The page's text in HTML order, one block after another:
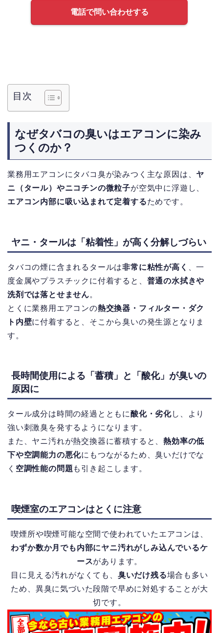
電話で問い合わせする
目次
なぜタバコの臭いはエアコンに染み
つくのか？
業務用エアコンにタバコ臭が染みつく主な原因は、 ヤ
ニ（タール）やニコチンの微粒子が空気中に浮遊し、
エアコン内部に吸い込まれて定着するためです。
ヤニ・タールは「粘着性」が高く分解しづらい
タバコの煙に含まれるタールは非常に粘性が高く
、一
度金属やプラスチックに付着すると、 普通の水拭きや
洗剤では落とせません。
とくに業務用エアコンの熱交換器・フィルター・ダク
ト内壁に付着すると、そこから臭いの発生源となりま
す。
長時間使用による「蓄積」と「酸化」が臭いの
原因に
タール成分は時間の経過とともに酸化・劣化し、より
強い刺激臭を発するようになります。
また、ヤニ汚れが熱交換器に蓄積すると、熱効率の低
下や空調能力の悪化にもつながるため、臭いだけでな
く 空調性能の問題 も引き起こします。
喫煙室のエアコンはとくに注意
喫煙所や喫煙可能な空間で使われていたエアコンは、
わずか数か月でも内部にヤニ汚れがしみ込んでいるケ
ースがあります。
目に見える汚れがなくても、 臭いだけ残る場合も多い
ため、異臭に気づいた段階で早めに対処することが大
切です。